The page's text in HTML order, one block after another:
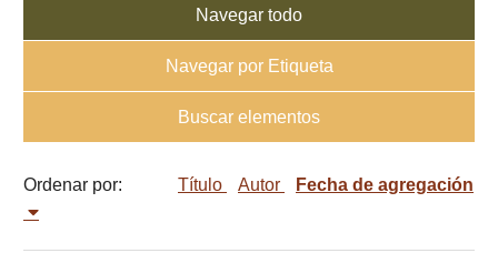
Navegar todo
Navegar por Etiqueta
Buscar elementos
Ordenar por: Título Autor Fecha de agregación